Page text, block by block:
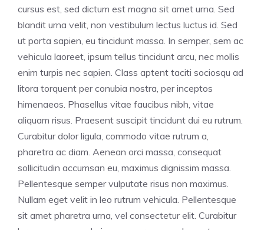
cursus est, sed dictum est magna sit amet urna. Sed
blandit urna velit, non vestibulum lectus luctus id. Sed
ut porta sapien, eu tincidunt massa. In semper, sem ac
vehicula laoreet, ipsum tellus tincidunt arcu, nec mollis
enim turpis nec sapien. Class aptent taciti sociosqu ad
litora torquent per conubia nostra, per inceptos
himenaeos. Phasellus vitae faucibus nibh, vitae
aliquam risus. Praesent suscipit tincidunt dui eu rutrum.
Curabitur dolor ligula, commodo vitae rutrum a,
pharetra ac diam. Aenean orci massa, consequat
sollicitudin accumsan eu, maximus dignissim massa.
Pellentesque semper vulputate risus non maximus.
Nullam eget velit in leo rutrum vehicula. Pellentesque
sit amet pharetra urna, vel consectetur elit. Curabitur